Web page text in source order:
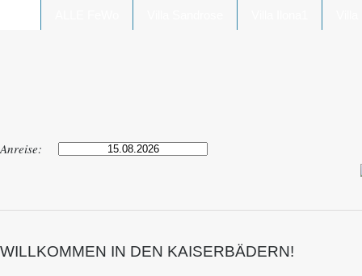
Anreise:
WILLKOMMEN IN DEN KAISERBÄDERN!